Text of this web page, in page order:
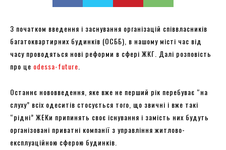
З початком введення і заснування організацій співвласників
багатоквартирних будинків (ОСББ), в нашому місті час від
часу проводяться нові реформи в сфері ЖКГ. Далі розповість
про це odessa-future
Останнє нововведення, яке вже не перший рік перебуває “на
слуху” всіх одеситів стосується того, що звичні і вже такі
“рідні” ЖЕКи припинять своє існування і замість них будуть
організовані приватні компанії з управління житлово-
експлуаційною сферою будинків.